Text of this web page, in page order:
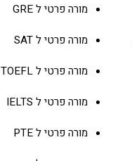
מורה פרטי לGRE
מורה פרטי לSAT
מורה פרטי לTOEFL
מורה פרטי ל IELTS
מורה פרטי לPTE